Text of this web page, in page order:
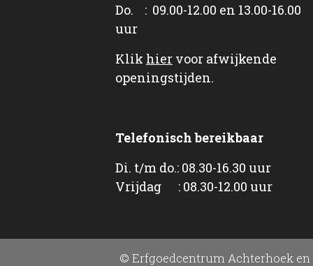
Do. : 09.00-12.00 en 13.00-16.00
uur
Klik hier voor afwijkende
openingstijden.
Telefonisch bereikbaar
Di. t/m do.: 08.30-16.30 uur
Vrijdag : 08.30-12.00 uur
© Erfgoedcentrum Achterhoek en